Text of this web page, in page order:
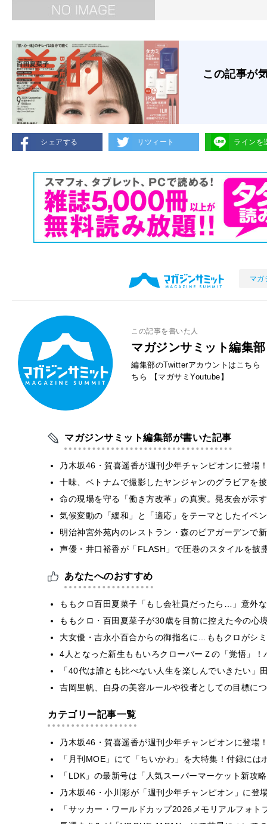
この記事が
シェアする リツィート ラインを
マガ
この記事を書いた人
マガジンサミット編集部
編集部のTwitterアカウントはこちら
ちら
【マガサミYoutube】
マガジンサミット編集部が書いた記事
乃木坂46・賀喜遥香が週刊少年チャンピオンに登
十味、ベトナムで撮影したヤンジャンのグラビアを
命の現場を守る「働き方改革」の真実。晃友会が示
気候変動の「緩和」と「適応」をテーマとしたイベ
明治神宮外苑内のレストラン・森のビアガーデンで
声優・井口裕香が「FLASH」で圧巻のスタイルを
あなたへのおすすめ
ももクロ百田夏菜子「もし会社員だったら…」意外
ももクロ・百田夏菜子が30歳を目前に控えた今の心
大女優・吉永小百合からの御指名に…ももクロがシ
4人となった新生ももいろクローバーＺの「覚悟」
「40代は誰とも比べない人生を楽しんでいきたい
吉岡里帆、自身の美容ルールや役者としての目標に
カテゴリー記事一覧
乃木坂46・賀喜遥香が週刊少年チャンピオンに登
「月刊MOE」にて「ちいかわ」を大特集！付録に
「LDK」の最新号は「人気スーパーマーケット新
乃木坂46・小川彩が「週刊少年チャンピオン」に
「サッカー・ワールドカップ2026メモリアルフォ